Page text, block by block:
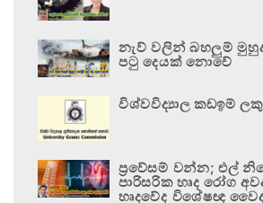
නැව් වලින් බහලුම්
පටු දෙයක් නොවේ
විශ්වවිද්‍යාල කඩඉම්
ප්‍රවේසම් වන්න; එල්
පාරිසරික හෘද රෝග
හෘදවේද විශේෂඥ